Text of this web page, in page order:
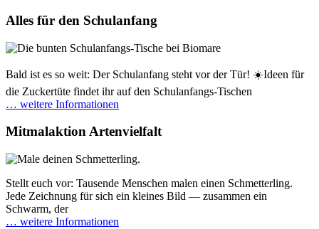
Alles für den Schulanfang
Bald ist es so weit: Der Schulanfang steht vor der Tür! ☀️Ideen für
die Zuckertüte findet ihr auf den Schulanfangs-Tischen
… weitere Informationen
Mitmalaktion Artenvielfalt
Stellt euch vor: Tausende Menschen malen einen Schmetterling.
Jede Zeichnung für sich ein kleines Bild — zusammen ein
Schwarm, der
… weitere Informationen